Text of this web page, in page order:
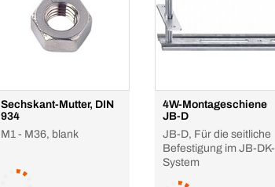
Sechskant-Mutter, DIN
934
M1 - M36, blank
4W-Montageschiene
JB-D
JB-D, Für die seitliche
Befestigung im JB-DK-
System